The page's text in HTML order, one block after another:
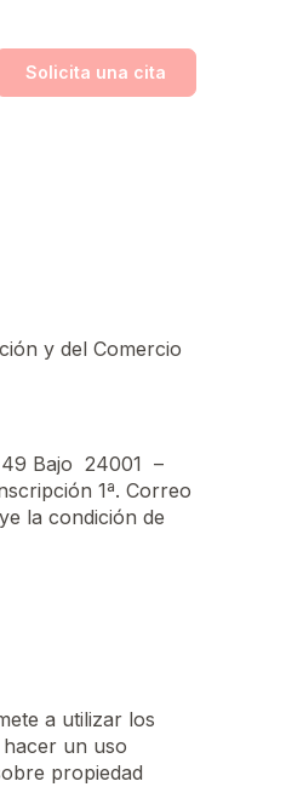
Solicita una cita
y del Comercio
49 Bajo 24001 –
1ª. Correo
la condición de
a utilizar los
un uso
propiedad